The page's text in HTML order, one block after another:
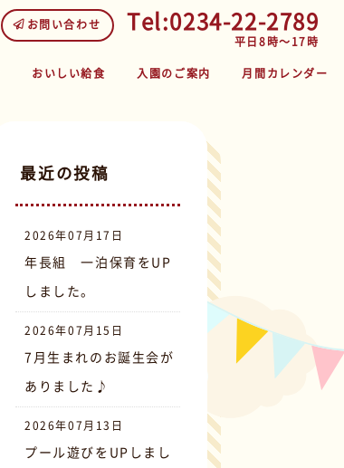
お問い合わせ Tel:0234-22-2789
平日8時～17時
おいしい給食 入園のご案内 月間カレンダー
最近の投稿
2026年07月17日
年長組 一泊保育をUP
しました。
2026年07月15日
7月生まれのお誕生会が
ありました♪
2026年07月13日
プール遊びをUPしまし